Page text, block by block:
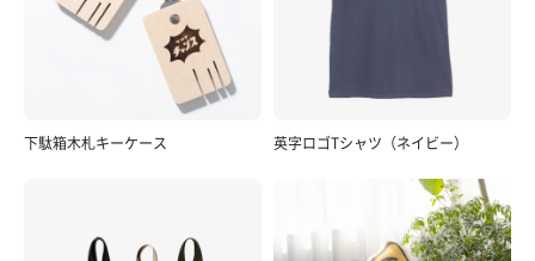
下駄箱木札キーケース 英字ロゴTシャツ（ネイビー）